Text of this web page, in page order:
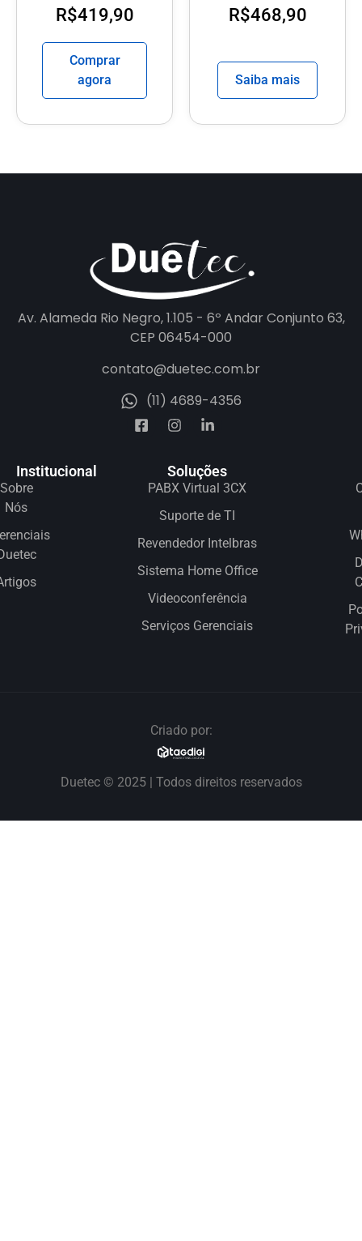
R$419,90
Comprar
agora
R$468,90
Saiba mais
Av. Alameda Rio Negro, 1.105 - 6º Andar Conjunto 63,
CEP 06454-000
contato@duetec.com.br
(11) 4689-4356
Institucional
Sobre
Nós
Soluções
PABX Virtual 3CX
Suporte de TI
Revendedor Intelbras
Sistema Home Office
Videoconferência
Serviços Gerenciais
Criado por:
Duetec © 2025 | Todos direitos reservados